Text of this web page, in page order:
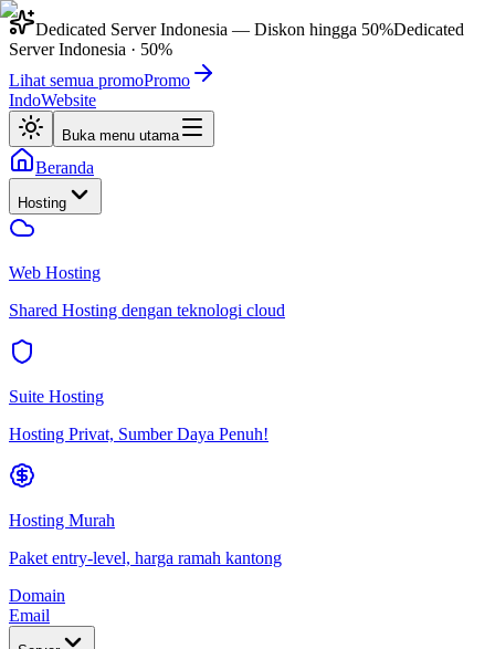
Dedicated Server Indonesia — Diskon hingga 50%Dedicated
Server Indonesia · 50%
Lihat semua promoPromo
IndoWebsite
Buka menu utama
Beranda
Hosting
Web Hosting
Shared Hosting dengan teknologi cloud
Suite Hosting
Hosting Privat, Sumber Daya Penuh!
Hosting Murah
Paket entry-level, harga ramah kantong
Domain
Email